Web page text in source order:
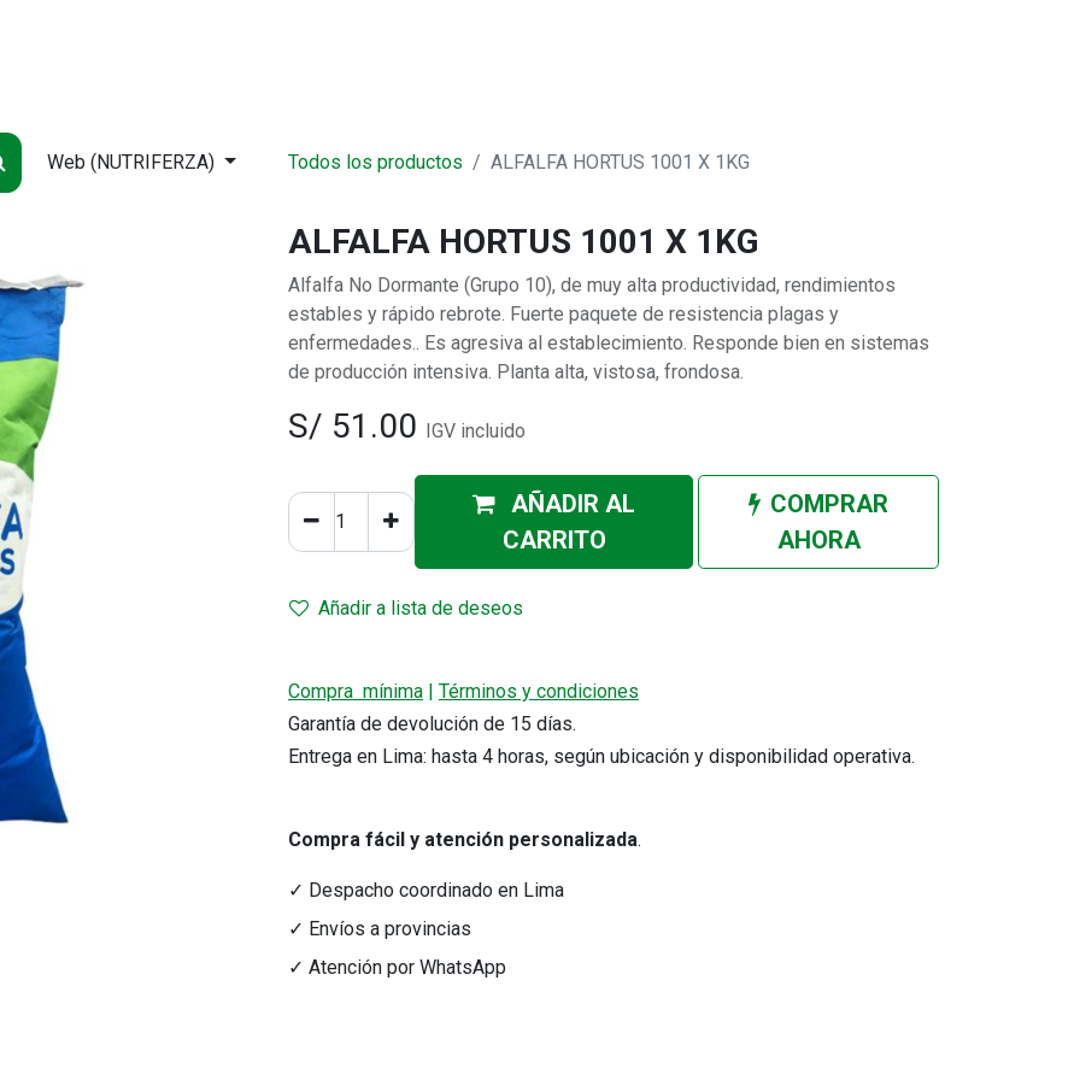
Web (NUTRIFERZA) Todos los productos ALFALFA HORTUS 1001 X 1KG
ALFALFA HORTUS 1001 X 1KG
Alfalfa No Dormante (Grupo 10), de muy alta productividad, rendimientos
estables y rápido rebrote. Fuerte paquete de resistencia plagas y
enfermedades.. Es agresiva al establecimiento. Responde bien en sistemas
de producción intensiva. Planta alta, vistosa, frondosa.
S/ 51.00 IGV incluido
AÑADIR AL
CARRITO
COMPRAR
AHORA
Añadir a lista de deseos
Compra mínima | Términos y condiciones
Garantía de devolución de 15 días.
Entrega en Lima: hasta 4 horas, según ubicación y disponibilidad operativa.
Compra fácil y atención personalizada.
✓ Despacho coordinado en Lima
✓ Envíos a provincias
✓ Atención por WhatsApp